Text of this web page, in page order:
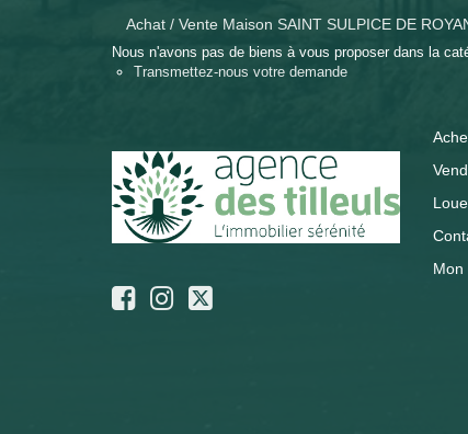
Achat / Vente Maison SAINT SULPICE DE
Nous n'avons pas de biens à vous proposer dans la
Transmettez-nous votre demande
Mon